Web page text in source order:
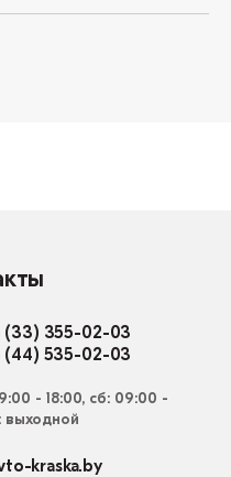
(33) 355-02-03
(44) 535-02-03
- 18:00, сб: 09:00 -
выходной
kraska.by